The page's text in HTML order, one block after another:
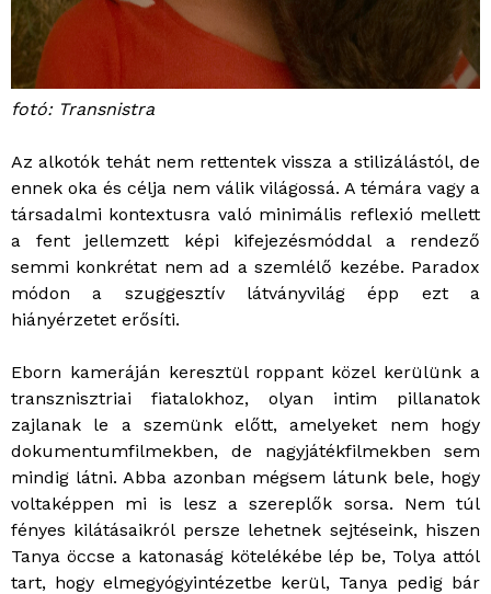
fotó: Transnistra
Az alkotók tehát nem rettentek vissza a stilizálástól, de
ennek oka és célja nem válik világossá. A témára vagy a
társadalmi kontextusra való minimális reflexió mellett
a fent jellemzett képi kifejezésmóddal a rendező
semmi konkrétat nem ad a szemlélő kezébe. Paradox
módon a szuggesztív látványvilág épp ezt a
hiányérzetet erősíti.
Eborn kameráján keresztül roppant közel kerülünk a
transznisztriai fiatalokhoz, olyan intim pillanatok
zajlanak le a szemünk előtt, amelyeket nem hogy
dokumentumfilmekben, de nagyjátékfilmekben sem
mindig látni. Abba azonban mégsem látunk bele, hogy
voltaképpen mi is lesz a szereplők sorsa. Nem túl
fényes kilátásaikról persze lehetnek sejtéseink, hiszen
Tanya öccse a katonaság kötelékébe lép be, Tolya attól
tart, hogy elmegyógyintézetbe kerül, Tanya pedig bár